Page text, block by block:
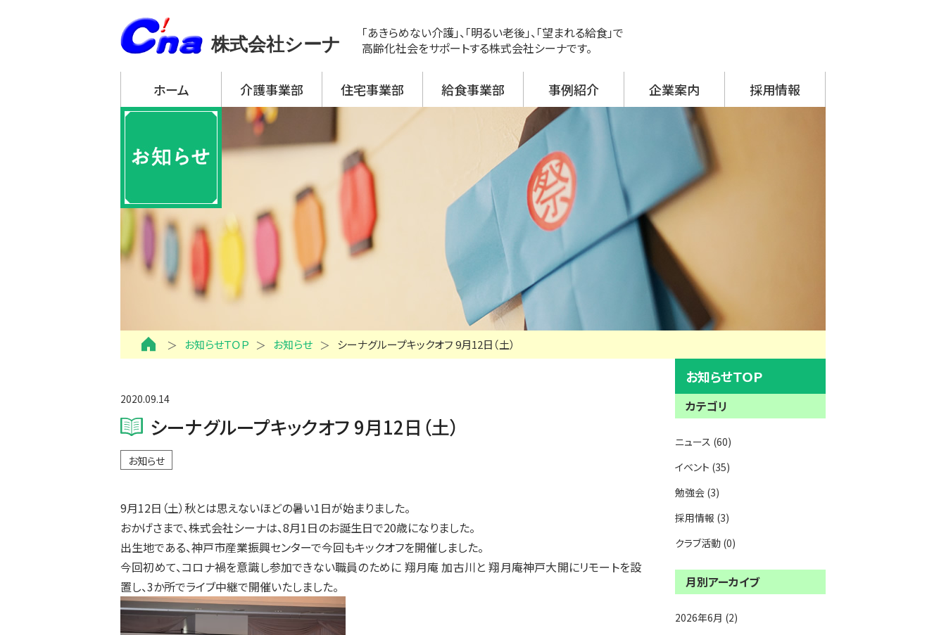
株式会社シーナ
「あきらめない介護」、「明るい老後」、「望まれる給食」で
高齢化社会をサポートする株式会社シーナです。
ホーム 介護事業部
アーチ・デイサービス
・ アーチ・デイサービス 新神戸
・ アーチ・デイサービス 大開
・ アーチ・デイサービス 野口
・ アーチ・デイサービス 加古川西
・ アーチ・デイサービス 高砂
アーチ訪問介護
アーチ居宅介護支援事業所
特定施設入居者生活介護
住宅事業部 給食事業部 事例紹介 企業案内
SDGsへの取り組み
シーナグループ
・ システムプラネット
・ アーチスタッフサービス
採用情報
お知らせＴＯＰ お知らせ シーナグループキックオフ 9月12日（土）
お知らせＴＯＰ
カテゴリ
ニュース (60)
イベント (35)
勉強会 (3)
採用情報 (3)
クラブ活動 (0)
月別アーカイブ
2026年6月 (2)
2020.09.14
シーナグループキックオフ 9月12日（土）
お知らせ
9月12日（土）秋とは思えないほどの暑い1日が始まりました。
おかげさまで、株式会社シーナは、8月1日のお誕生日で20歳になりました。
出生地である、神戸市産業振興センターで今回もキックオフを開催しました。
今回初めて、コロナ禍を意識し参加できない職員のために 翔月庵 加古川と 翔月庵神戸大開にリモートを設
置し、3か所でライブ中継で開催いたしました。